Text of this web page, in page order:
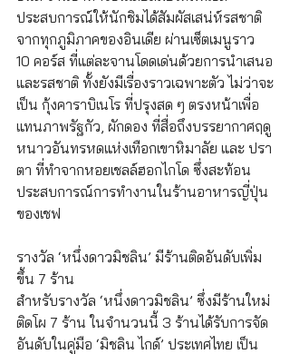
ประสบการณ์ให้นักชิมได้สัมผัสเสน่ห์รสชาติ
จากทุกภูมิภาคของอินเดีย ผ่านเซ็ตเมนูราว
10 คอร์ส ที่แต่ละจานโดดเด่นด้วยการนำเสนอ
และรสชาติ ทั้งยังมีเรื่องราวเฉพาะตัว ไม่ว่าจะ
เป็น กุ้งคาราบิเนโร ที่ปรุงสด ๆ ตรงหน้าเพื่อ
แทนภาพรัฐกัว, ผักดอง ที่สื่อถึงบรรยากาศฤดู
หนาวอันทรหดแห่งเทือกเขาหิมาลัย และ ปรา
ตา ที่ทำจากหอยเชลล์ฮอกไกโด ซึ่งสะท้อน
ประสบการณ์การทำงานในร้านอาหารญี่ปุ่น
ของเชฟ
รางวัล ‘หนึ่งดาวมิชลิน’ มีร้านติดอันดับเพิ่ม
ขึ้น 7 ร้าน
สำหรับรางวัล ‘หนึ่งดาวมิชลิน’ ซึ่งมีร้านใหม่
ติดโผ 7 ร้าน ในจำนวนนี้ 3 ร้านได้รับการจัด
อันดับในคู่มือ ‘มิชลิน ไกด์’ ประเทศไทย เป็น